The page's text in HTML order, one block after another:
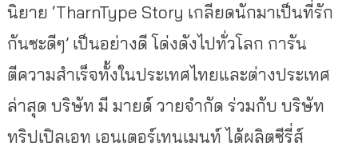
นิยาย ‘TharnType Story เกลียดนักมาเป็นที่รัก
กันซะดีๆ’ เป็นอย่างดี โด่งดังไปทั่วโลก การัน
ตีความสำเร็จทั้งในประเทศไทยและต่างประเทศ
ล่าสุด บริษัท มี มายด์ วายจำกัด ร่วมกับ บริษัท
ทริปเปิลเอท เอนเตอร์เทนเมนท์ ได้ผลิตซีรี่ส์